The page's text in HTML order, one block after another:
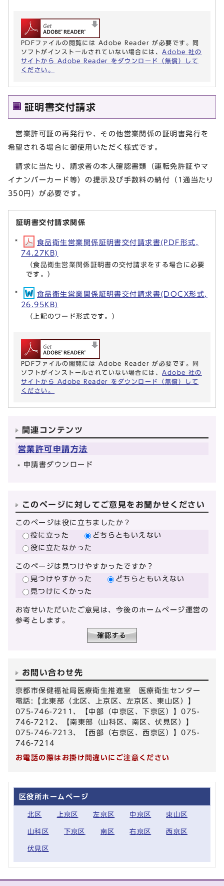
PDFファイルの閲覧には Adobe Reader が必要です。同
ソフトがインストールされていない場合には、 Adobe 社の
サイトから Adobe Reader をダウンロード（無償）して
ください。
証明書交付請求
営業許可証の再発行や、その他営業関係の証明書発行を
希望される場合に御使用いただく様式です。
請求に当たり、請求者の本人確認書類（運転免許証やマ
イナンバーカード等）の提示及び手数料の納付（1通当たり
350円）が必要です。
証明書交付請求関係
食品衛生営業関係証明書交付請求書(PDF形式,
74.27KB)
（食品衛生営業関係証明書の交付請求をする場合に必要
です。）
食品衛生営業関係証明書交付請求書(DOCX形式,
26.95KB)
（上記のワード形式です。）
PDFファイルの閲覧には Adobe Reader が必要です。同
ソフトがインストールされていない場合には、 Adobe 社の
サイトから Adobe Reader をダウンロード（無償）して
ください。
関連コンテンツ
営業許可申請方法
申請書ダウンロード
このページに対してご意見をお聞かせください
このページは役に立ちましたか？
役に立った
どちらともいえない
役に立たなかった
このページは見つけやすかったですか？
見つけやすかった
どちらともいえない
見つけにくかった
お寄せいただいたご意見は、今後のホームページ運営の
参考とします。
お問い合わせ先
京都市保健福祉局医療衛生推進室 医療衛生センター
電話:【北東部（北区、上京区、左京区、東山区）】
075-746-7211、【中部（中京区、下京区）】075-
746-7212、【南東部（山科区、南区、伏見区）】
075-746-7213、【西部（右京区、西京区）】075-
746-7214
お電話の際はお掛け間違いにご注意ください
区役所ホームページ
北区 上京区 左京区 中京区 東山区
山科区 下京区 南区 右京区 西京区
伏見区